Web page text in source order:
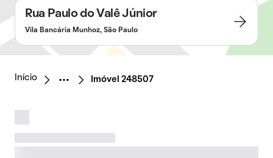
Rua Paulo do Valê Júnior
Vila Bancária Munhoz, São Paulo
Início Imóvel 248507